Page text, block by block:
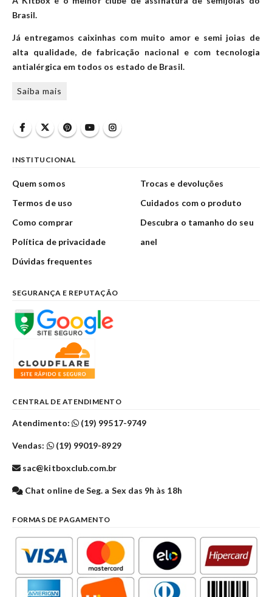
Brasil.
Já entregamos caixinhas com muito amor e semi joias de
alta qualidade, de fabricação nacional e com tecnologia
antialérgica em todos os estado de Brasil.
Saiba mais
INSTITUCIONAL
Quem somos
Termos de uso
Como comprar
Política de privacidade
Dúvidas frequentes
Trocas e devoluções
Cuidados com o produto
Descubra o tamanho do seu
anel
SEGURANÇA E REPUTAÇÃO
CENTRAL DE ATENDIMENTO
Atendimento: (19) 99517-9749
Vendas: (19) 99019-8929
sac@kitboxclub.com.br
Chat online de Seg. a Sex das 9h às 18h
FORMAS DE PAGAMENTO